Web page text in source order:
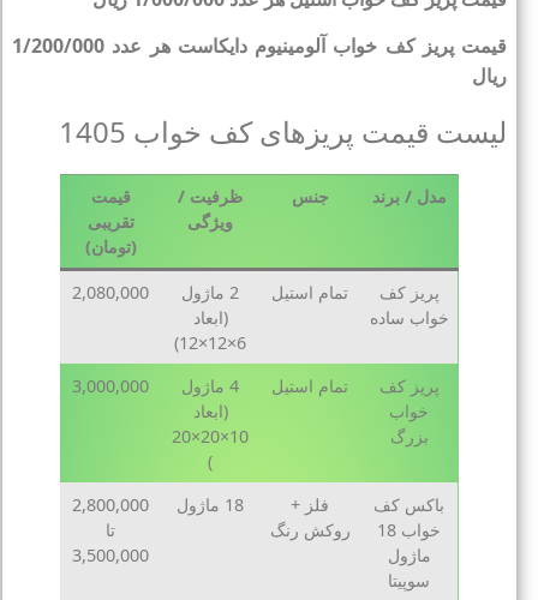
قیمت پریز کف خواب آلومینیوم دایکاست هر عدد 1/200/000
ریال
لیست قیمت پریزهای کف خواب 1405
مدل / برند جنس
ظرفیت /
ویژگی
قیمت
تقریبی
(تومان)
پریز کف
خواب ساده
تمام استیل
2 ماژول
(ابعاد
6×12×12)
2,080,000
پریز کف
خواب
بزرگ
تمام استیل
4 ماژول
(ابعاد
10×20×20
)
3,000,000
باکس کف
خواب 18
ماژول
سوپیتا
فلز +
روکش رنگ
18 ماژول
2,800,000
تا
3,500,000